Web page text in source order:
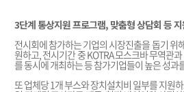
3단계 통상지원 프로그램, 맞춤형 상담회 등
전시회에 참가하는 기업의 시장진출을 돕기 위
원하고, 전시기간 중 KOTRA 모스크바 무역관
를 동시에 개최하는 등 참가기업들이 높은 성
또 업체당 1개 부스와 장치설치비 일부를 지원